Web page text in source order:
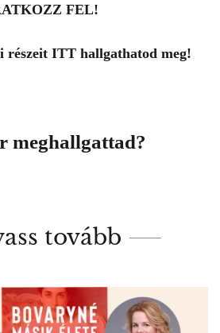
FEL!
részeit ITThallgathatod meg!
meghallgattad?
tovább